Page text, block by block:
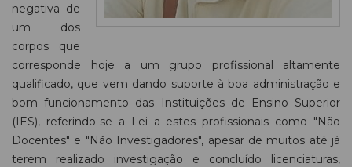
negativa de
um dos
corpos que
corresponde hoje a um grupo profissional altamente
qualificado, que vem dando suporte à boa administração e
bom funcionamento das Instituições de Ensino Superior
(IES), referindo-se a Lei a estes profissionais como "Não
Docentes" e "Não Investigadores", apesar de muitos até já
terem realizado investigação e concluído licenciaturas,